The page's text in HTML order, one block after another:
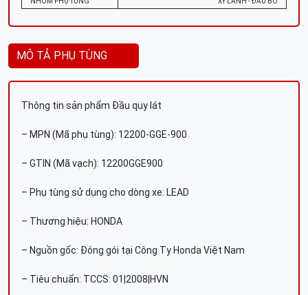
MÔ TẢ PHỤ TÙNG
Thông tin sản phẩm Đầu quy lát
– MPN (Mã phụ tùng): 12200-GGE-900
– GTIN (Mã vạch): 12200GGE900
– Phụ tùng sử dụng cho dòng xe: LEAD
– Thương hiệu: HONDA
– Nguồn gốc: Đóng gói tại Công Ty Honda Việt Nam
– Tiêu chuẩn: TCCS: 01|2008|HVN